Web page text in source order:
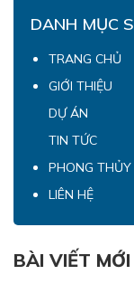
DANH MỤC
TRANG CHỦ
GIỚI THIỆU
DỰ ÁN
TIN TỨC
PHONG THỦY
LIÊN HỆ
BÀI VIẾT MỚI